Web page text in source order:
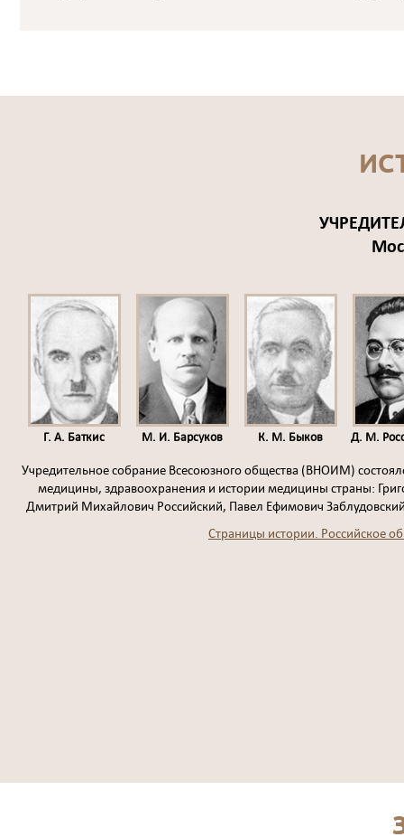
Г. А. Баткис М. И. Барсуков К. М. Быков Д. М.
Учредительное собрание Всесоюзного общества (ВНОИМ)
медицины, здравоохранения и истории медицины страны:
Дмитрий Михайлович Российский, Павел Ефимович
Страницы истории. Российское